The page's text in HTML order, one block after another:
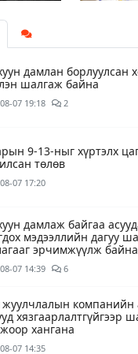
дамлан борлуулсан
шалгаж байна
07 19:18 2
9-13-ныг хүртэлх
төлөв
07 17:20
дамлаж байгаа
мэдээллийн дагуу
эрчимжүүлж байна
07 14:39 6
жуулчлалын
хязгаарлалтгүйгээр
хангана
07 14:35